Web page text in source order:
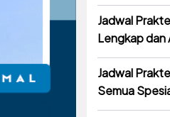
Jadwal
Lengkap dan
Jadwal
Semua